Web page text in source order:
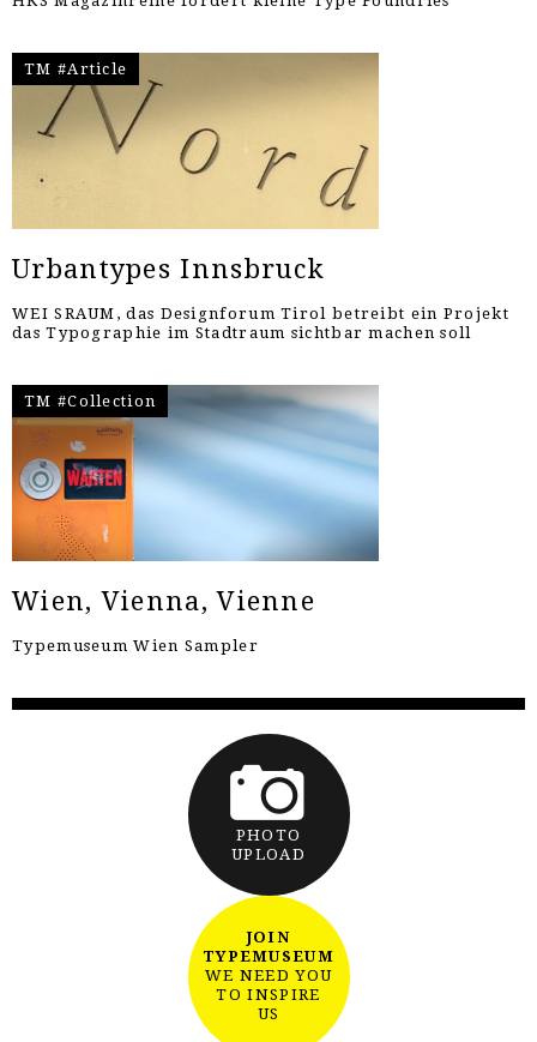
TM #Article
Urbantypes Innsbruck
WEI SRAUM, das Designforum Tirol betreibt ein Projekt
das Typographie im Stadtraum sichtbar machen soll
TM #Collection
Wien, Vienna, Vienne
Typemuseum Wien Sampler
PHOTO
UPLOAD
JOIN
TYPEMUSEUM
WE NEED YOU
TO INSPIRE
US